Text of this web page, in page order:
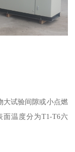
大试验间隙或小点燃
面温度分为T1-T6六